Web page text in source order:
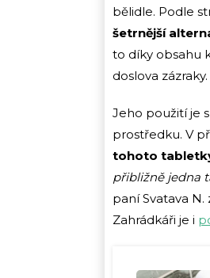
bělidle. Podle
šetrnější
to díky obsahu
doslova zázraky.
Jeho použití je
prostředku. V
tohoto
přibližně jedna
paní Svatava
Zahrádkáři je i